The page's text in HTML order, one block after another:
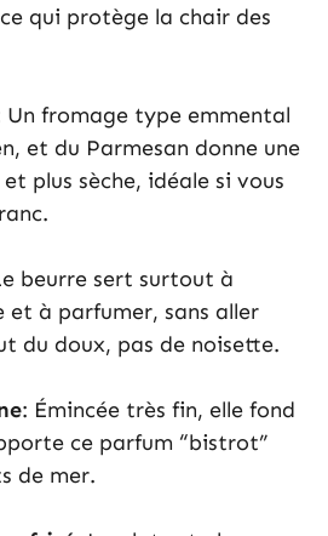
qui protège la chair des
Un fromage type emmental
et du Parmesan donne une
plus sèche, idéale si vous
beurre sert surtout à
et à parfumer, sans aller
du doux, pas de noisette.
: Émincée très fin, elle fond
ce parfum “bistrot”
de mer.